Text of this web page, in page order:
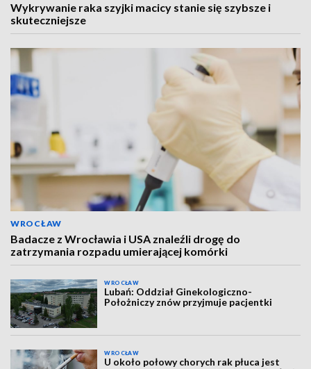
Wykrywanie raka szyjki macicy stanie się szybsze i
skuteczniejsze
WROCŁAW
Badacze z Wrocławia i USA znaleźli drogę do
zatrzymania rozpadu umierającej komórki
WROCŁAW
Lubań: Oddział Ginekologiczno-
Położniczy znów przyjmuje pacjentki
WROCŁAW
U około połowy chorych rak płuca jest